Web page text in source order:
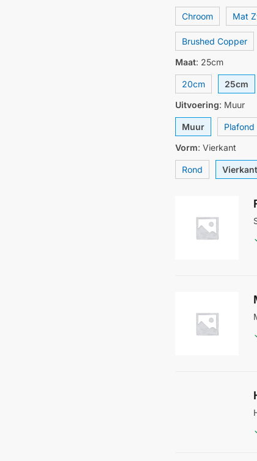
Chroom Mat
Brushed Copper
Maat: 25cm
20cm 25cm
Uitvoering: Muur
Muur
Plafond
Vorm: Vierkant
Rond Vierkant